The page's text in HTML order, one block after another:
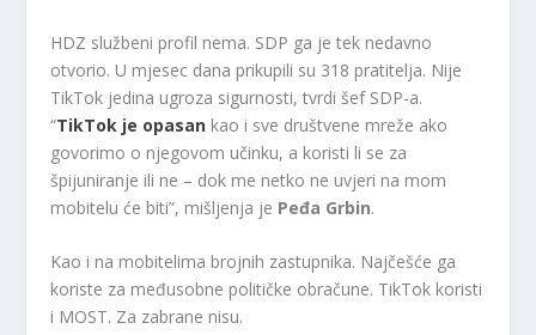
HDZ službeni profil nema. SDP ga je tek nedavno
otvorio. U mjesec dana prikupili su 318 pratitelja. Nije
TikTok jedina ugroza sigurnosti, tvrdi šef SDP-a.
“TikTok je opasan kao i sve društvene mreže ako
govorimo o njegovom učinku, a koristi li se za
špijuniranje ili ne – dok me netko ne uvjeri na mom
mobitelu će biti”, mišljenja je Peđa Grbin.
Kao i na mobitelima brojnih zastupnika. Najčešće ga
koriste za međusobne političke obračune. TikTok koristi
i MOST. Za zabrane nisu.